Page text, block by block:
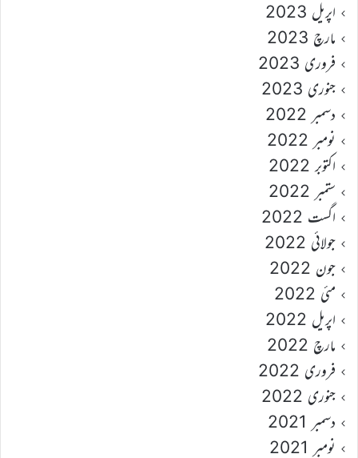
اپریل 2023
مارچ 2023
فروری 2023
جنوری 2023
دسمبر 2022
نومبر 2022
اکتوبر 2022
ستمبر 2022
اگست 2022
جولائی 2022
جون 2022
مئی 2022
اپریل 2022
مارچ 2022
فروری 2022
جنوری 2022
دسمبر 2021
نومبر 2021